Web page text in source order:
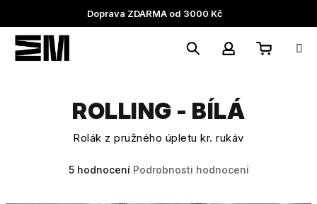
obsah
Doprava ZDARMA od 3000 Kč
ROLLING - BÍLÁ
Rolák z pružného úpletu kr. rukáv
5 hodnocení Podrobnosti hodnocení